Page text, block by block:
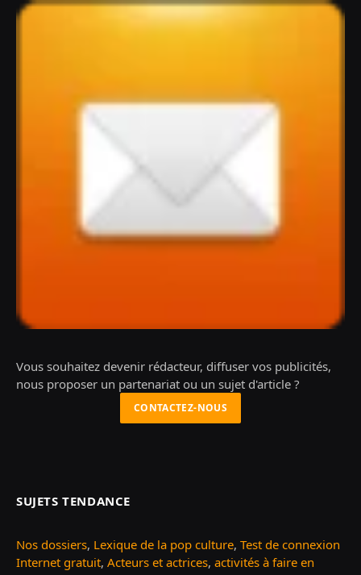
Vous souhaitez devenir rédacteur, diffuser vos publicités,
nous proposer un partenariat ou un sujet d'article ?
CONTACTEZ-NOUS
SUJETS TENDANCE
Nos dossiers, Lexique de la pop culture, Test de connexion
Internet gratuit, Acteurs et actrices, activités à faire en